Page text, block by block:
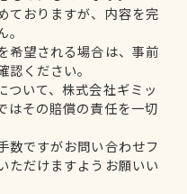
ておりますが、内容を完
希望される場合は、事前
ください。
ついて、株式会社ギミッ
はその賠償の責任を一切
数ですがお問い合わせフ
ただけますようお願いい